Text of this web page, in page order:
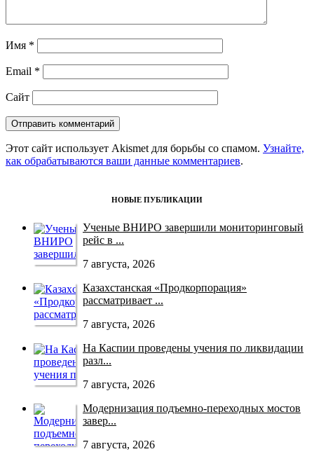
Имя *
Email *
Сайт
Этот сайт использует Akismet для борьбы со спамом. Узнайте,
как обрабатываются ваши данные комментариев.
НОВЫЕ ПУБЛИКАЦИИ
Ученые ВНИРО завершили мониторинговый
рейс в ...
7 августа, 2026
Казахстанская «Продкорпорация»
рассматривает ...
7 августа, 2026
На Каспии проведены учения по ликвидации
разл...
7 августа, 2026
Модернизация подъемно-переходных мостов
завер...
7 августа, 2026